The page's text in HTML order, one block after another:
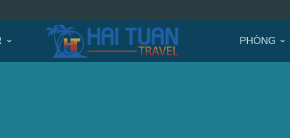
PHÒNG